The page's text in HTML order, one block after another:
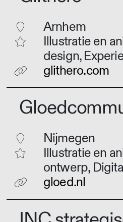
Arnhem
Illustratie en
design,
glithero.com
Nijmegen
Illustratie en
ontwerp,
gloed.nl